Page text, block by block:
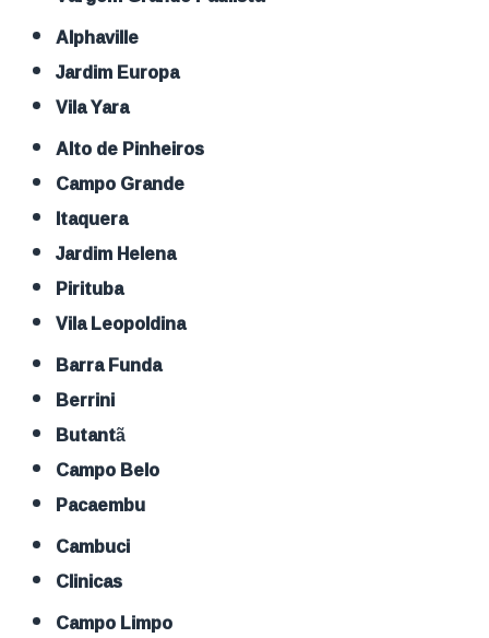
Alphaville
Jardim Europa
Vila Yara
Alto de Pinheiros
Campo Grande
Itaquera
Jardim Helena
Pirituba
Vila Leopoldina
Barra Funda
Berrini
Butantã
Campo Belo
Pacaembu
Cambuci
Clinicas
Campo Limpo